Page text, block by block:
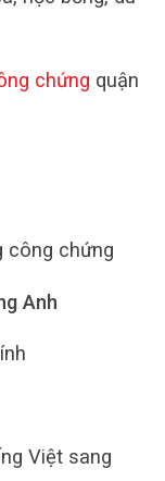
chứng quận
công chứng
Anh
Việt sang